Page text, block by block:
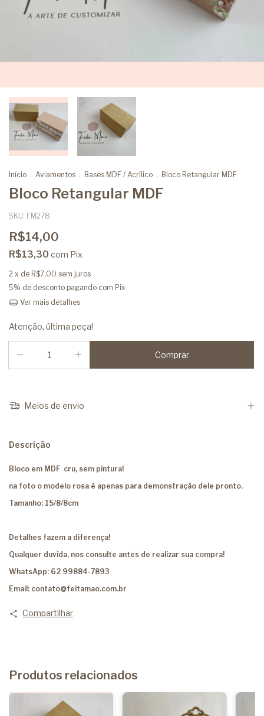
Início . Aviamentos . Bases MDF / Acrílico . Bloco Retangular MDF
Bloco Retangular MDF
SKU: FM278
R$14,00
R$13,30 com Pix
2 x de R$7,00 sem juros
5% de desconto pagando com Pix
Ver mais detalhes
Atenção, última peça!
Meios de envio
Descrição
Bloco em MDF cru, sem pintura!
na foto o modelo rosa é apenas para demonstração dele pronto.
Tamanho: 15/8/8cm
Detalhes fazem a diferença!
Qualquer duvida, nos consulte antes de realizar sua compra!
WhatsApp: 62 99884-7893
Email: contato@feitamao.com.br
Compartilhar
Produtos relacionados